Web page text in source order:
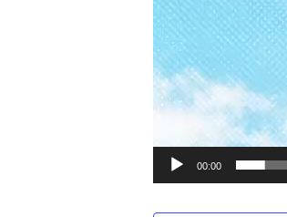
00:00